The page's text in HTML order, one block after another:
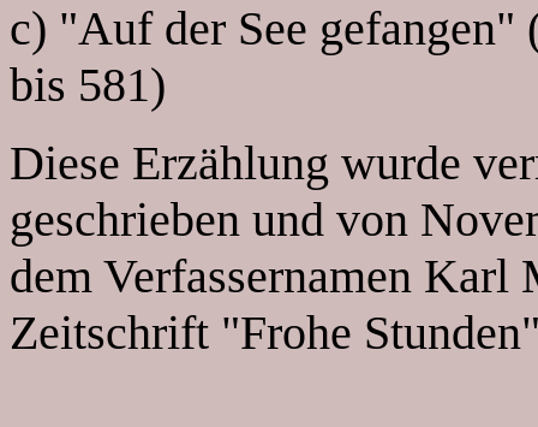
c) "Auf der See gefangen"
bis 581)
Diese Erzählung wurde
geschrieben und von
dem Verfassernamen Karl
Zeitschrift "Frohe